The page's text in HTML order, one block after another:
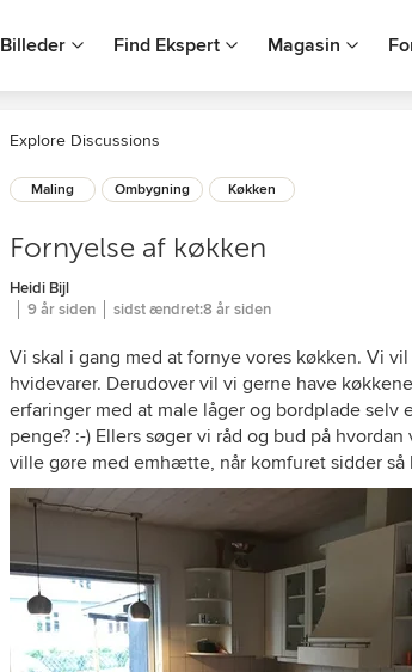
Billeder Find Ekspert Magasin
Explore Discussions
Maling Ombygning Køkken
Fornyelse af køkken
Heidi Bijl
9 år siden
sidst ændret:8 år siden
Vi skal i gang med at fornye vores køkken. Vi
hvidevarer. Derudover vil vi gerne have
erfaringer med at male låger og bordplade
penge? :-) Ellers søger vi råd og bud på
ville gøre med emhætte, når komfuret sidder